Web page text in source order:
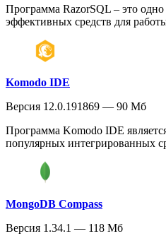
Программа RazorSQL – это
эффективных средств для
Komodo IDE
Версия 12.0.191869 — 90 Мб
Программа Komodo IDE
популярных интегрированных
MongoDB Compass
Версия 1.34.1 — 118 Мб